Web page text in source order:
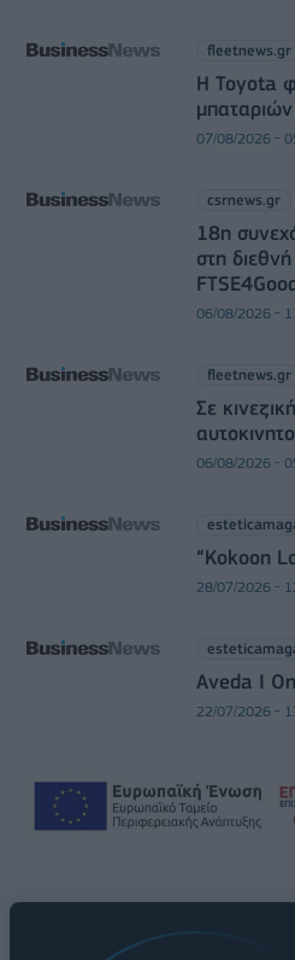
fleetnews.gr
Η Toyota
μπαταριών
07/08/2026 -
csrnews.gr
18η
στη
06/08/2026 -
fleetnews.gr
Σε
06/08/2026 -
“Kokoon
28/07/2026 -
Aveda I
22/07/2026 -